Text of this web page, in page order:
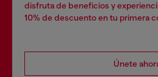
disfruta de beneficios y
10% de descuento en tu primera
Únete